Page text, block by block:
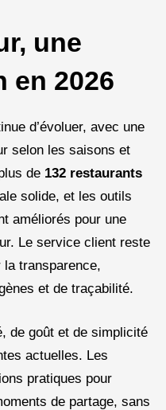
une
en 2026
d’évoluer, avec une
selon les saisons et
de 132 restaurants
solide, et les outils
améliorés pour une
Le service client reste
transparence,
et de traçabilité.
de goût et de simplicité
actuelles. Les
pratiques pour
de partage, sans